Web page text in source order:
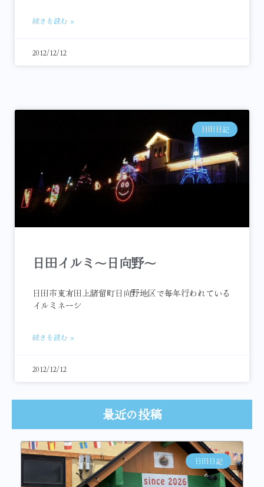
続きを読む »
2012/12/12
日田日記
日田イルミ～日向野～
日田市東有田上諸留町日向野地区で毎年行われている
イルミネーシ
続きを読む »
2012/12/12
最近の投稿
日田日記